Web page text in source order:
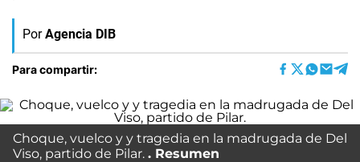
Por Agencia DIB
Para compartir:
Choque, vuelco y y tragedia en la madrugada de Del
Viso, partido de Pilar.
Resumen